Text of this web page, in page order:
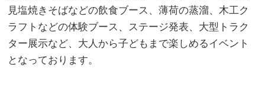
見塩焼きそばなどの飲食ブース、薄荷の蒸溜、木工ク
ラフトなどの体験ブース、ステージ発表、大型トラク
ター展示など、大人から子どもまで楽しめるイベント
となっております。